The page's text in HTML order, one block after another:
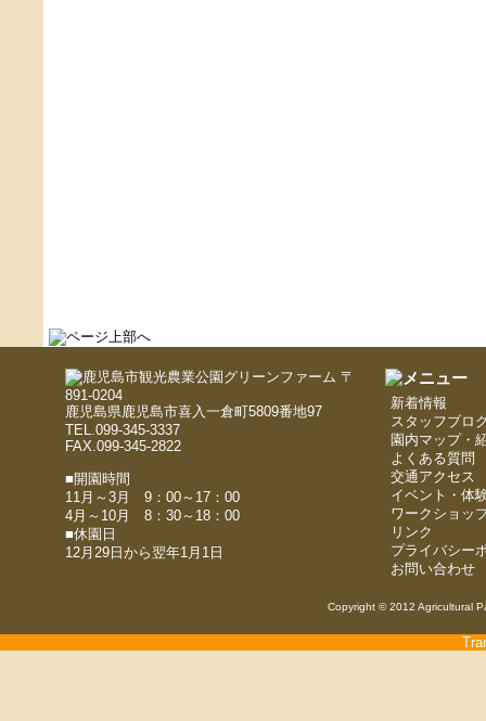
〒
891-0204
鹿児島県鹿児島市喜入一倉町5809番地97
TEL.099-345-3337
FAX.099-345-2822
■開園時間
11月～3月 9：00～17：00
4月～10月 8：30～18：00
■休園日
12月29日から翌年1月1日
新着情報
スタッフブロ
園内マップ・
よくある質問
交通アクセス
イベント・体
ワークショッ
リンク
プライバシー
お問い合わせ
Copyright © 2012 Agricultural